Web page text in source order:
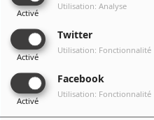
Activé
Utilisation: Analyse
Twitter
Activé
Utilisation: Fonctionnalité
Facebook
Activé
Utilisation: Fonctionnalité
8